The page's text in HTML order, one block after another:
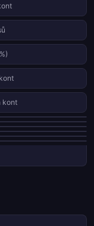
kont
9 zápasů
zápasů
zápasů
7 zápasů